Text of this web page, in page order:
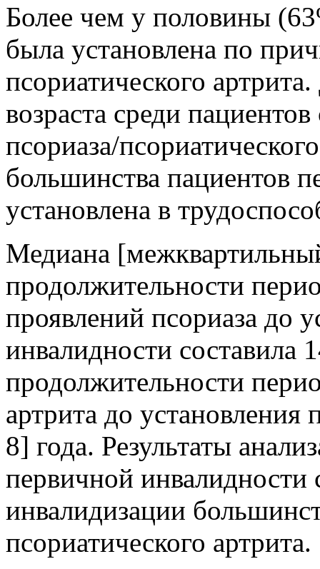
Более чем у половины
была установлена по
псориатического
возраста среди
псориаза/
большинства пациентов
установлена в
Медиана
продолжительности
проявлений псориаза до
инвалидности
продолжительности
артрита до
8] года. Результаты
первичной инвалидности
инвалидизации
псориатического артрита.